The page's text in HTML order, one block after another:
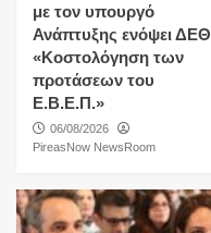
με τον υπουργό
Ανάπτυξης ενόψει ΔΕΘ
«Κοστολόγηση των
προτάσεων του
Ε.Β.Ε.Π.»
06/08/2026
PireasNow NewsRoom